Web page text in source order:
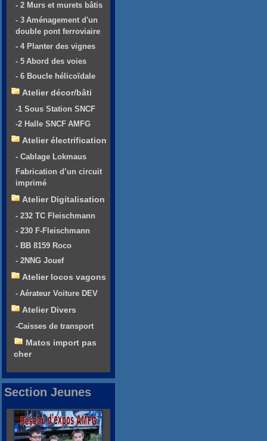
- 2 Murs et murets bâtis
- 3 Aménagement d'un
double pont ferroviaire
- 4 Planter des vignes
- 5 Abord des voies
- 6 Boucle hélicoïdale
Atelier décor/bâti
-1 Sous Station SNCF
-2 Halle SNCF AMFG
Atelier électrification
- Cablage Lokmaus
Fabrication d’un circuit
imprimé
Atelier Digitalisation
- 232 TC Fleischmann
- 230 F-Fleischmann
- BB 8159 Roco
- 2NNG Jouef
Atelier locos vagons
- Aérateur Voiture DEV
Atelier Divers
-Caisses de transport
Matos import pas
cher
Section Jeunes